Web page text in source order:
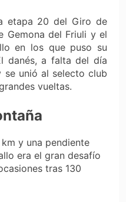
etapa 20 del Giro de
Gemona del Friuli y el
en los que puso su
danés, a falta del día
unió al selecto club
vueltas.
y una pendiente
era el gran desafío
tras 130